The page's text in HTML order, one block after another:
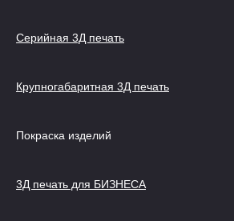
Серийная 3Д печать
Крупногабаритная 3Д печать
Покраска изделий
3Д печать для БИЗНЕСА